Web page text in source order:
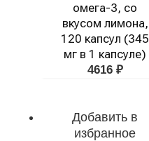
омега-3, со
вкусом лимона,
120 капсул (345
мг в 1 капсуле)
4616 ₽
Добавить в
избранное